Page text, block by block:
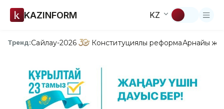
KAZINFORM KZ
Тренд:Сайлау-2026 Конституциялық реформаАрнайы